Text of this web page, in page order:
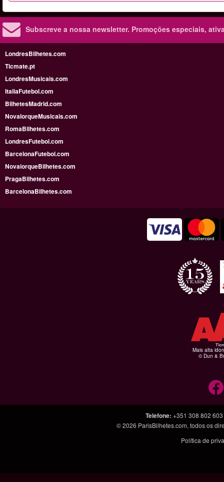
Subscreve a nossa newsletter. Promoções especiais,
LondresBilhetes.com
Ticmate.pt
LondresMusicais.com
ItaliaFutebol.com
BilhetesMadrid.com
NovaIorqueMusicais.com
RomaBilhetes.com
LondresFutebol.com
BarcelonaFutebol.com
NovaiorqueBilhetes.com
PragaBilhetes.com
BarcelonaBilhetes.com
Mais alta
© Dun &
Telefone: +351 308 802 603
© 2026 ParisBilhetes.com, todos os
Política de